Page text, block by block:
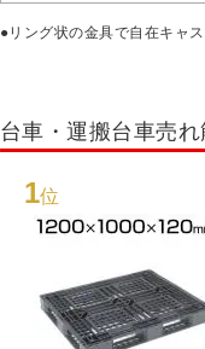
●リング状の金具で自在キャ
台車・運搬台車売
1位